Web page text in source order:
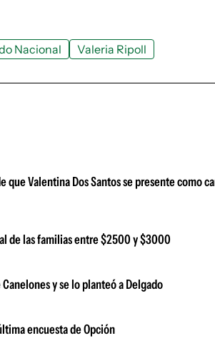
Nacional Valeria Ripoll
Valentina Dos Santos se presente como
de las familias entre $2500 y $3000
y se lo planteó a Delgado
encuesta de Opción